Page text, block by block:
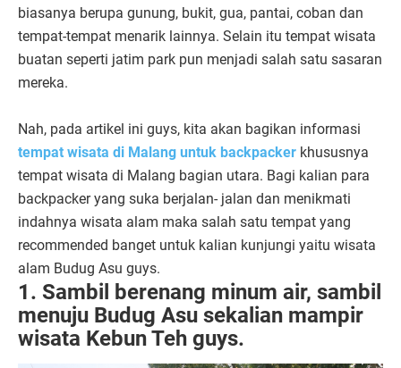
biasanya berupa gunung, bukit, gua, pantai, coban dan
tempat-tempat menarik lainnya. Selain itu tempat wisata
buatan seperti jatim park pun menjadi salah satu sasaran
mereka.
Nah, pada artikel ini guys, kita akan bagikan informasi
tempat wisata di Malang untuk backpacker khususnya
tempat wisata di Malang bagian utara. Bagi kalian para
backpacker yang suka berjalan- jalan dan menikmati
indahnya wisata alam maka salah satu tempat yang
recommended banget untuk kalian kunjungi yaitu wisata
alam Budug Asu guys.
1. Sambil berenang minum air, sambil
menuju Budug Asu sekalian mampir
wisata Kebun Teh guys.